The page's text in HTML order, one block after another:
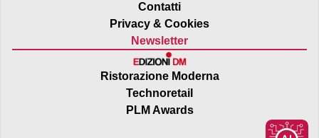
Contatti
Privacy & Cookies
Newsletter
Ristorazione Moderna
Technoretail
PLM Awards